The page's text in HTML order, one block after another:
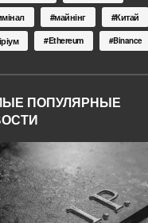
майнінг
Китай
Ethereum Binance
ПОПУЛЯРНЫЕ